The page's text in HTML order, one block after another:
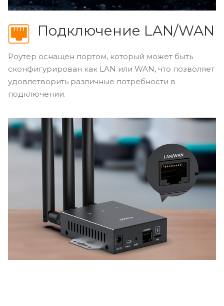
Подключение LAN/WAN
Роутер оснащен портом, который может быть
сконфигурирован как LAN или WAN, что позволяет
удовлетворить различные потребности в
подключении.